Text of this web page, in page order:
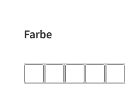
Farbe